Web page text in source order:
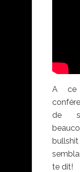
A ce
de
te dit!